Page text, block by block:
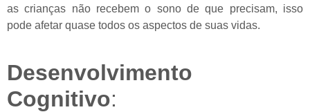
as crianças não recebem o sono de que precisam, isso
pode afetar quase todos os aspectos de suas vidas.
Desenvolvimento
Cognitivo: